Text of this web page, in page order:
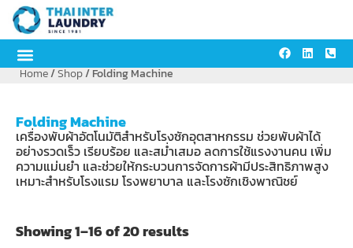
Home/Shop/ Folding Machine
Folding Machine
เครื่องพับผ้าอัตโนมัติสำหรับโรงซักอุตสาหกรรม ช่วยพับผ้าได้
อย่างรวดเร็ว เรียบร้อย และสม่ำเสมอ ลดการใช้แรงงานคน เพิ่ม
ความแม่นยำ และช่วยให้กระบวนการจัดการผ้ามีประสิทธิภาพสูง
เหมาะสำหรับโรงแรม โรงพยาบาล และโรงซักเชิงพาณิชย์
Showing 1–16 of 20 results